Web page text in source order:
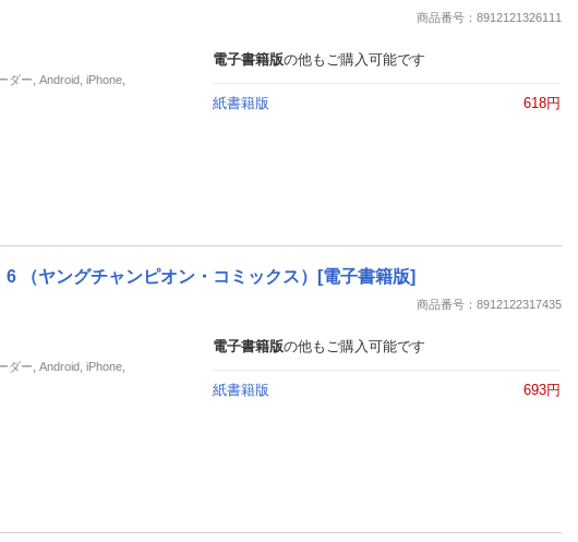
商品番号：8912121326111
ー, Android, iPhone,
電子書籍版の他もご購入可能です
紙書籍版 618円
ヤングチャンピオン・コミックス）[電子書籍版]
商品番号：8912122317435
ー, Android, iPhone,
電子書籍版の他もご購入可能です
紙書籍版 693円